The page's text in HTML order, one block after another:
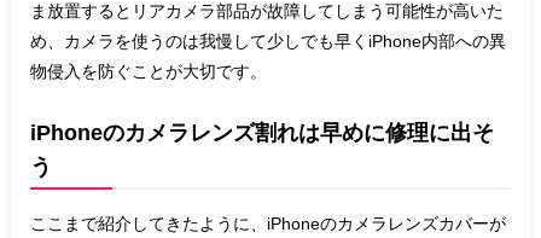
ま放置するとリアカメラ部品が故障してしまう可能性が高いた
め、カメラを使うのは我慢して少しでも早くiPhone内部への異
物侵入を防ぐことが大切です。
iPhoneのカメラレンズ割れは早めに修理に出そ
う
ここまで紹介してきたように、iPhoneのカメラレンズカバーが